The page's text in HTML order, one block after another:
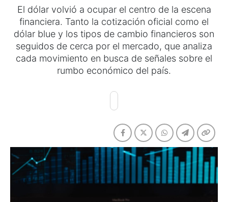
El dólar volvió a ocupar el centro de la escena
financiera. Tanto la cotización oficial como el
dólar blue y los tipos de cambio financieros son
seguidos de cerca por el mercado, que analiza
cada movimiento en busca de señales sobre el
rumbo económico del país.